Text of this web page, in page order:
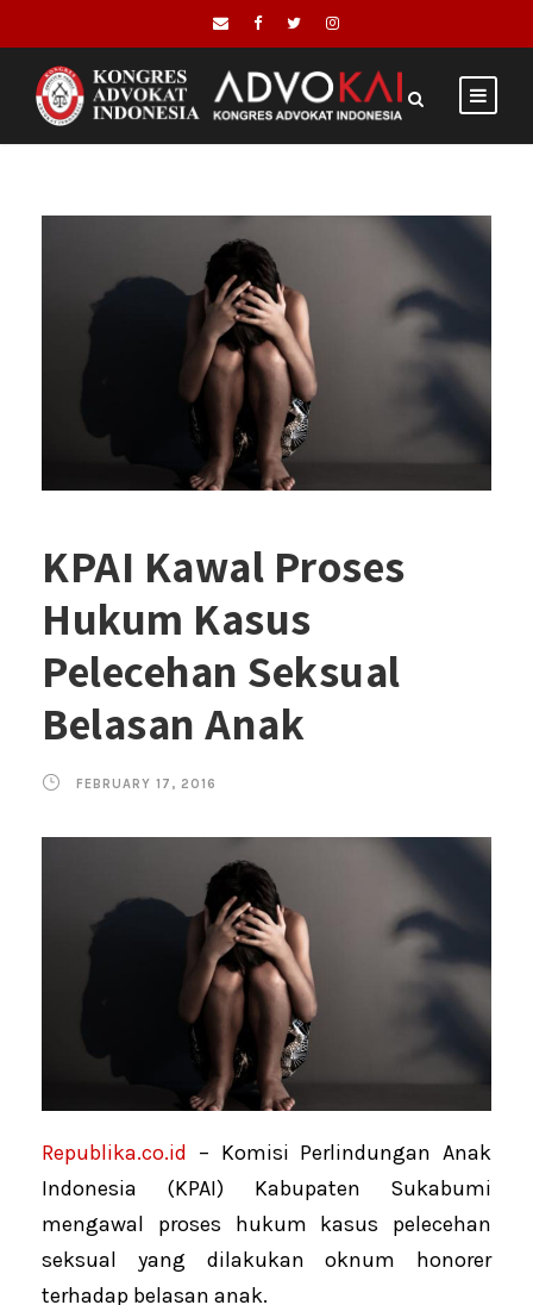
KPAI Kawal Proses
Hukum Kasus
Pelecehan Seksual
Belasan Anak
FEBRUARY 17, 2016
Republika.co.id – Komisi Perlindungan Anak
Indonesia (KPAI) Kabupaten Sukabumi
mengawal proses hukum kasus pelecehan
seksual yang dilakukan oknum honorer
terhadap belasan anak.